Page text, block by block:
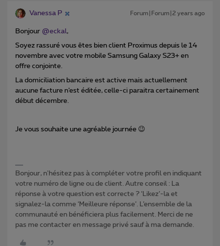
Vanessa P Forum|Forum|2 years ago
Bonjour @eckal,
Soyez rassuré vous êtes bien client Proximus depuis le 14
novembre avec votre mobile Samsung Galaxy S23+ en
offre conjointe.
La domiciliation bancaire est active mais actuellement
aucune facture n’est éditée, celle-ci paraitra certainement
début décembre.
Je vous souhaite une agréable journée 😉
Bonjour, n'hésitez pas à compléter votre profil en indiquant
votre numéro de ligne ou de client. Autre conseil : La
réponse à votre question est correcte ? ‘Likez’-la et
signalez-la comme ‘Meilleure réponse’. L’ensemble de la
communauté en bénéficiera plus facilement. Merci de ne
pas me contacter en message privé sauf à ma demande.